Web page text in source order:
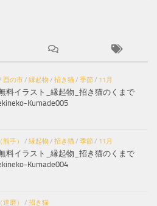
/ 酉の市 / 縁起物 / 招き猫 / 季節 / 11月
料イラスト_縁起物_招き猫のくまで
Kumade005
熊手） / 縁起物 / 招き猫 / 季節 / 11月
料イラスト_縁起物_招き猫のくまで
Kumade004
磨） / 招き猫